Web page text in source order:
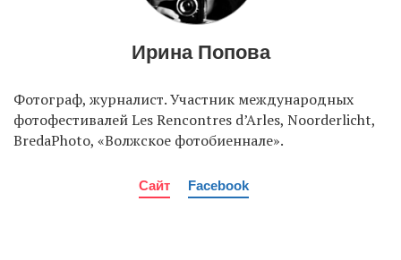
Ирина Попова
Фотограф, журналист. Участник международных
фотофестивалей Les Rencontres d’Arles, Noorderlicht,
BredaPhoto, «Волжское фотобиеннале».
Сайт Facebook